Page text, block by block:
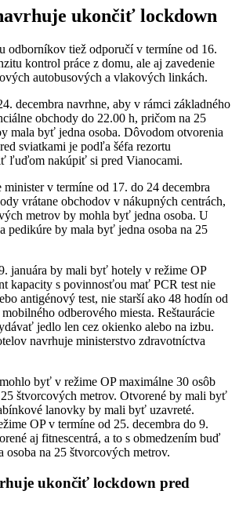
ukončiť lockdown
odborníkov tiež odporučí v termíne od 16.
kontrol práce z domu, ale aj zavedenie
autobusových a vlakových linkách.
decembra navrhne, aby v rámci základného
obchody do 22.00 h, pričom na 25
mala byť jedna osoba. Dôvodom otvorenia
sviatkami je podľa šéfa rezortu
ľuďom nakúpiť si pred Vianocami.
v termíne od 17. do 24 decembra
vrátane obchodov v nákupných centrách,
metrov by mohla byť jedna osoba. U
pedikúre by mala byť jedna osoba na 25
januára by mali byť hotely v režime OP
kapacity s povinnosťou mať PCR test nie
antigénový test, nie starší ako 48 hodín od
odberového miesta. Reštaurácie
jedlo len cez okienko alebo na izbu.
navrhuje ministerstvo zdravotníctva
byť v režime OP maximálne 30 osôb
25 štvorcových metrov. Otvorené by mali byť
lanovky by mali byť uzavreté.
OP v termíne od 25. decembra do 9.
aj fitnescentrá, a to s obmedzením buď
osoba na 25 štvorcových metrov.
ukončiť lockdown pred